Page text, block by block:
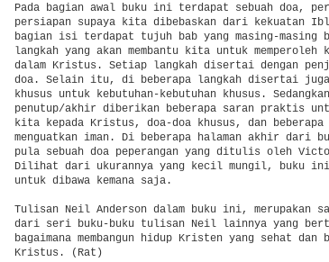
Pada bagian awal buku ini terdapat sebuah doa,
persiapan supaya kita dibebaskan dari kekuatan
bagian isi terdapat tujuh bab yang masing-masing
langkah yang akan membantu kita untuk memperoleh
dalam Kristus. Setiap langkah disertai dengan
doa. Selain itu, di beberapa langkah disertai
khusus untuk kebutuhan-kebutuhan khusus.
penutup/akhir diberikan beberapa saran praktis
kita kepada Kristus, doa-doa khusus, dan beberapa
menguatkan iman. Di beberapa halaman akhir dari
pula sebuah doa peperangan yang ditulis oleh
Dilihat dari ukurannya yang kecil mungil, buku
  untuk dibawa kemana saja.
Tulisan Neil Anderson dalam buku ini, merupakan
dari seri buku-buku tulisan Neil lainnya yang
bagaimana membangun hidup Kristen yang sehat dan
  Kristus. (Rat)